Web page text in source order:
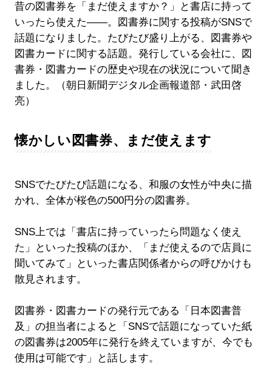
昔の図書券を「まだ使えますか？」と書店に持って
いったら使えた――。図書券に関する投稿がSNSで
話題になりました。たびたび盛り上がる、図書券や
図書カードに関する話題。発行している会社に、図
書券・図書カードの歴史や現在の状況について聞き
ました。（朝日新聞デジタル企画報道部・武田啓
亮）
懐かしい図書券、まだ使えます
SNSでたびたび話題になる、和服の女性が中央に描
かれ、全体が桜色の500円分の図書券。
SNS上では「書店に持っていったら問題なく使え
た」といった投稿のほか、「まだ使えるので店員に
聞いてみて」といった書店関係者からの呼びかけも
散見されます。
図書券・図書カードの発行元である「日本図書普
及」の担当者によると「SNSで話題になっていた紙
の図書券は2005年に発行を終えていますが、今でも
使用は可能です」と話します。